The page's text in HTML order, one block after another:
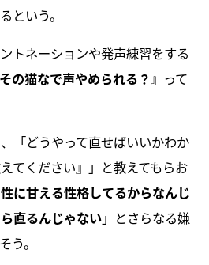
という。
トネーションや発声練習をする
の猫なで声やめられる？』って
「どうやって直せばいいかわか
てください』」と教えてもらお
に甘える性格してるからなんじ
直るんじゃない」とさらなる嫌
う。